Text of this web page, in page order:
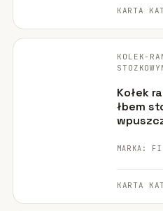
KARTA
FISCHER ·
ORYGINALNE ZDJĘCIE
KOLEK-
Kołek
łbem
MARKA:
KARTA
FISCHER ·